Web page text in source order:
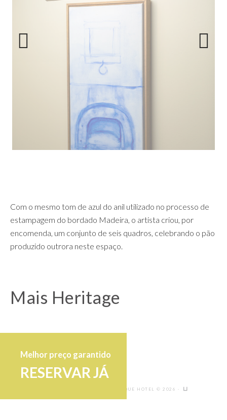
Melhor preço garantido
RESERVAR JÁ
Com o mesmo tom de azul do anil utilizado no processo de
estampagem do bordado Madeira, o artista criou, por
encomenda, um conjunto de seis quadros, celebrando o pão
produzido outrora neste espaço.
Mais Heritage